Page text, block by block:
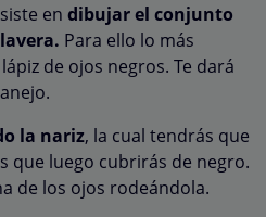
en dibujar el conjunto
Para ello lo más
de ojos negros. Te dará
la nariz, la cual tendrás que
que luego cubrirás de negro.
de los ojos rodeándola.